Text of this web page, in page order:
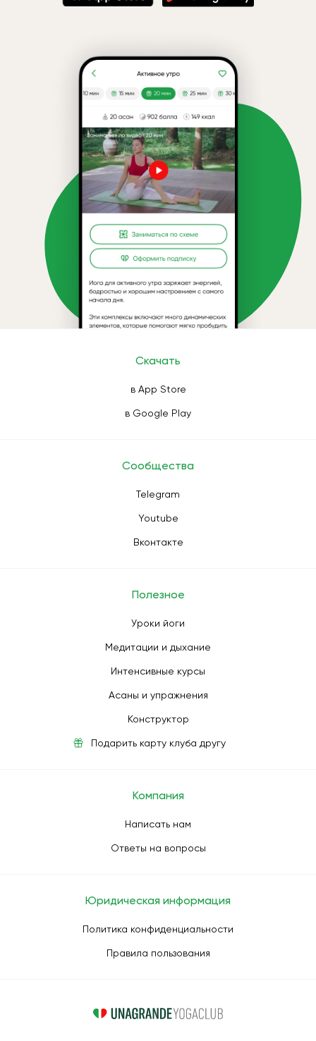
Скачать
в App Store
в Google Play
Сообщества
Telegram
Youtube
Вконтакте
Полезное
Уроки йоги
Медитации и дыхание
Интенсивные курсы
Асаны и упражнения
Конструктор
Подарить карту клуба другу
Компания
Написать нам
Ответы на вопросы
Юридическая информация
Политика конфиденциальности
Правила пользования